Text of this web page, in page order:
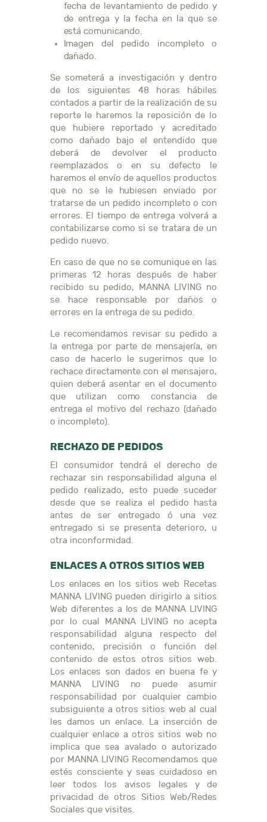
fecha de levantamiento de pedido y
de entrega y la fecha en la que se
está comunicando.
Imagen del pedido incompleto o
dañado.
Se someterá a investigación y dentro
de los siguientes 48 horas hábiles
contados a partir de la realización de su
reporte le haremos la reposición de lo
que hubiere reportado y acreditado
como dañado bajo el entendido que
deberá de devolver el producto
reemplazados o en su defecto le
haremos el envío de aquellos productos
que no se le hubiesen enviado por
tratarse de un pedido incompleto o con
errores. El tiempo de entrega volverá a
contabilizarse como si se tratara de un
pedido nuevo.
En caso de que no se comunique en las
primeras 12 horas después de haber
recibido su pedido, MANNA LIVING no
se hace responsable por daños o
errores en la entrega de su pedido.
Le recomendamos revisar su pedido a
la entrega por parte de mensajería, en
caso de hacerlo le sugerimos que lo
rechace directamente con el mensajero,
quien deberá asentar en el documento
que utilizan como constancia de
entrega el motivo del rechazo (dañado
o incompleto).
RECHAZO DE PEDIDOS
El consumidor tendrá el derecho de
rechazar sin responsabilidad alguna el
pedido realizado, esto puede suceder
desde que se realiza el pedido hasta
antes de ser entregado ó una vez
entregado si se presenta deterioro, u
otra inconformidad.
ENLACES A OTROS SITIOS WEB
Los enlaces en los sitios web Recetas
MANNA LIVING pueden dirigirlo a sitios
Web diferentes a los de MANNA LIVING
por lo cual MANNA LIVING no acepta
responsabilidad alguna respecto del
contenido, precisión o función del
contenido de estos otros sitios web.
Los enlaces son dados en buena fe y
MANNA LIVING no puede asumir
responsabilidad por cualquier cambio
subsiguiente a otros sitios web al cual
les damos un enlace. La inserción de
cualquier enlace a otros sitios web no
implica que sea avalado o autorizado
por MANNA LIVING Recomendamos que
estés consciente y seas cuidadoso en
leer todos los avisos legales y de
privacidad de otros Sitios Web/Redes
Sociales que visites.